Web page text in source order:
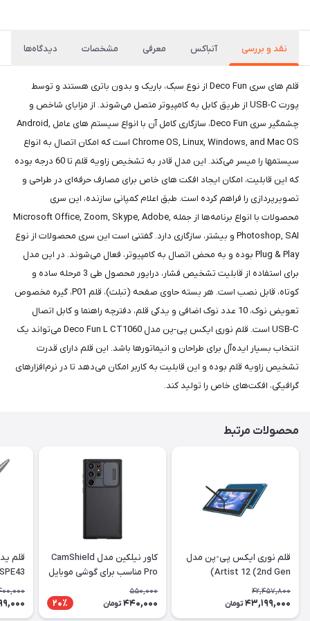
نقد و بررسی آنباکس معرفی مشخصات دیدگاه‌ها
قلم های سری Deco Fun از نوع سبک، باریک و بدون باتری هستند و توسط
پورت USB-C از طریق کابل به کامپیوتر متصل می‌شوند. از مزایای شاخص و
چشمگیر سری Deco Fun، سازگاری کامل آن با انواع سیستم های عامل Android,
Chrome OS, Linux, Windows, and Mac OS است که امکان اتصال به انواع
سیستمها را میسر می‌کند. این مدل قادر به تشخیص زاویه قلم تا 60 درجه بوده
که این قابلیت، امکان ایجاد افکت های خاص برای مصارف حرفه‌ای در طراحی و
تصویرپردازی را فراهم کرده است. طبق اعلام کمپانی سازنده، این سری
محصولات با انواع برنامه‌ها از جمله Microsoft Office, Zoom, Skype, Adobe,
Photoshop, SAI و بیشتر، سازگاری دارد. گفتنی است این سری محصولات از نوع
Plug & Play بوده و به محض اتصال به کامپیوتر، فعال می‌شوند. در این مدل
برای استفاده از قابلیت تشخیص فشار، درایور محصول طی 3 مرحله ساده و
کوتاه، قابل نصب است. هر بسته حاوی صفحه (تبلت)، قلم P01، گیره مخصوص
تعویض نوک، 10 عدد نوک اضافی و یدکی قلم، دفترچه راهنما و کابل اتصال
USB-C است. قلم نوری ایکس پی-پن مدل Deco Fun L CT1060 می‌تواند یک
انتخاب بسیار ایده‌آل برای طراحان و انیماتورها باشد. این قلم دارای قدرت
تشخیص زاویه قلم بوده و این قابلیت به کاربر امکان می‌دهد تا در نرم‌افزارهای
گرافیکی، افکت‌های خاص را تولید کند.
محصولات مرتبط
قلم نوری ایکس پی-پن مدل
Artist 12 (2nd Gen)
42,457,800
43,199,000 تومان
کاور نیلکین مدل CamShield
Pro مناسب برای گوشی موبایل
سامسونگ Galaxy S22 Ultra
550,000
440,000 تومان 20٪